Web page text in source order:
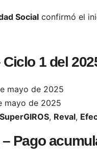
Social confirmó el
1 del
mayo de 2025
mayo de 2025
SuperGIROS, Reval,
Pago